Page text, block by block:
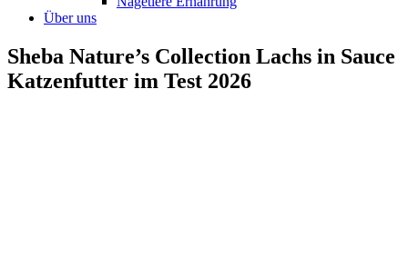
Über uns
Sheba Nature’s Collection Lachs in Sauce
Katzenfutter im Test 2026